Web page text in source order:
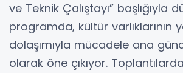
ve Teknik Çalıştayı” başlığıyla
programda, kültür varlıklarının
dolaşımıyla mücadele ana
olarak öne çıkıyor.